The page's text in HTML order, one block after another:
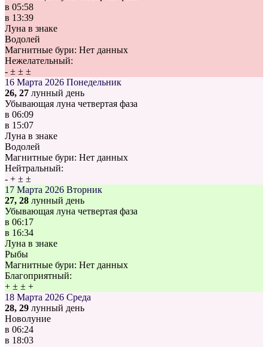
в 05:58
в 13:39
Луна в знаке
Водолей
Магнитные бури: Нет данных
Нежелательный:
- ± ± ±
16 Марта 2026 Понедельник
26, 27 лунный день
Убывающая луна четвертая фаза
в 06:09
в 15:07
Луна в знаке
Водолей
Магнитные бури: Нет данных
Нейтральный:
- + ± ±
17 Марта 2026 Вторник
27, 28 лунный день
Убывающая луна четвертая фаза
в 06:17
в 16:34
Луна в знаке
Рыбы
Магнитные бури: Нет данных
Благоприятный:
+ ± ± +
18 Марта 2026 Среда
28, 29 лунный день
Новолуние
в 06:24
в 18:03